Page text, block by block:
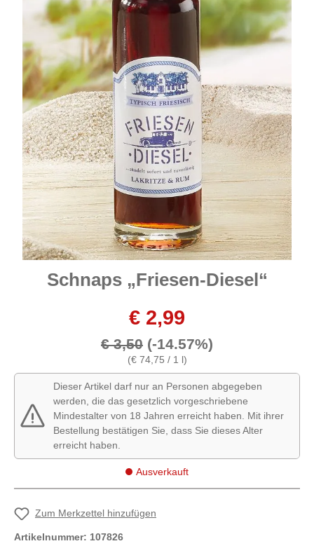
Schnaps „Friesen-Diesel“
€ 2,99
€ 3,50 (-14.57%)
(€ 74,75 / 1 l)
Dieser Artikel darf nur an Personen abgegeben
werden, die das gesetzlich vorgeschriebene
Mindestalter von 18 Jahren erreicht haben. Mit ihrer
Bestellung bestätigen Sie, dass Sie dieses Alter
erreicht haben.
Ausverkauft
Zum Merkzettel hinzufügen
Artikelnummer: 107826